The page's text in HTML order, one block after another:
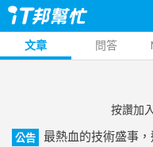
文章 問答
按讚加
公告
最熱血的技術盛事